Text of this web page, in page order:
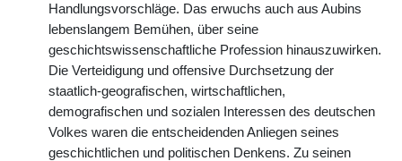
Handlungsvorschläge. Das erwuchs auch aus Aubins
lebenslangem Bemühen, über seine
geschichtswissenschaftliche Profession hinauszuwirken.
Die Verteidigung und offensive Durchsetzung der
staatlich-geografischen, wirtschaftlichen,
demografischen und sozialen Interessen des deutschen
Volkes waren die entscheidenden Anliegen seines
geschichtlichen und politischen Denkens. Zu seinen